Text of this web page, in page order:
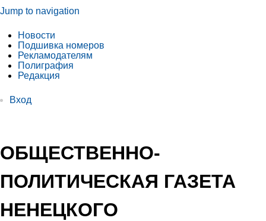
Jump to navigation
Новости
Подшивка номеров
Рекламодателям
Полиграфия
Редакция
Вход
ОБЩЕСТВЕННО-
ПОЛИТИЧЕСКАЯ ГАЗЕТА
НЕНЕЦКОГО